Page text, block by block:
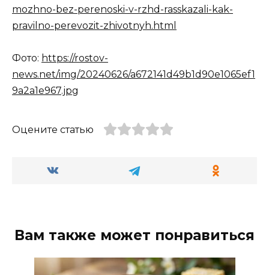
mozhno-bez-perenoski-v-rzhd-rasskazali-kak-
pravilno-perevozit-zhivotnyh.html
Фото: https://rostov-
news.net/img/20240626/a672141d49b1d90e1065ef1
9a2a1e967.jpg
Оцените статью
Вам также может понравиться